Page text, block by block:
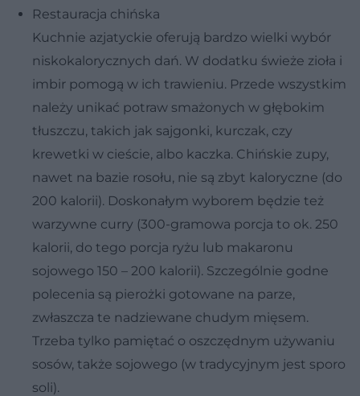
Restauracja chińska
Kuchnie azjatyckie oferują bardzo wielki wybór
niskokalorycznych dań. W dodatku świeże zioła i
imbir pomogą w ich trawieniu. Przede wszystkim
należy unikać potraw smażonych w głębokim
tłuszczu, takich jak sajgonki, kurczak, czy
krewetki w cieście, albo kaczka. Chińskie zupy,
nawet na bazie rosołu, nie są zbyt kaloryczne (do
200 kalorii). Doskonałym wyborem będzie też
warzywne curry (300-gramowa porcja to ok. 250
kalorii, do tego porcja ryżu lub makaronu
sojowego 150 – 200 kalorii). Szczególnie godne
polecenia są pierożki gotowane na parze,
zwłaszcza te nadziewane chudym mięsem.
Trzeba tylko pamiętać o oszczędnym używaniu
sosów, także sojowego (w tradycyjnym jest sporo
soli).